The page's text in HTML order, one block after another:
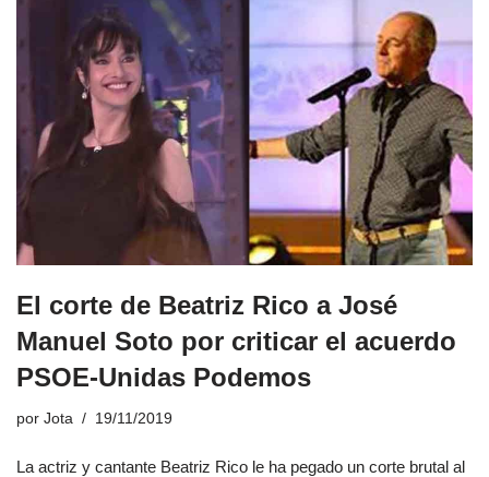
El corte de Beatriz Rico a José
Manuel Soto por criticar el acuerdo
PSOE-Unidas Podemos
por Jota 19/11/2019
La actriz y cantante Beatriz Rico le ha pegado un corte brutal al